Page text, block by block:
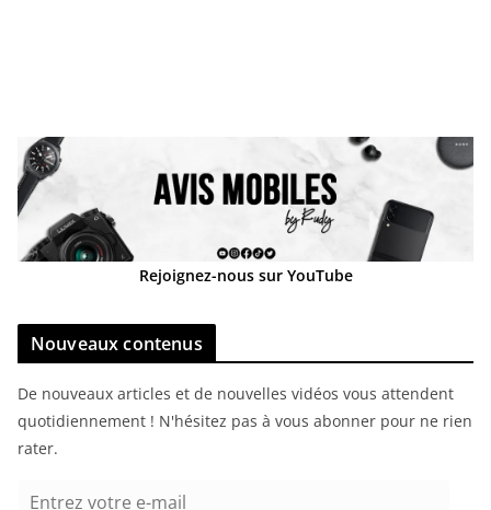
Rejoignez-nous sur YouTube
Nouveaux contenus
De nouveaux articles et de nouvelles vidéos vous attendent
quotidiennement ! N'hésitez pas à vous abonner pour ne rien
rater.